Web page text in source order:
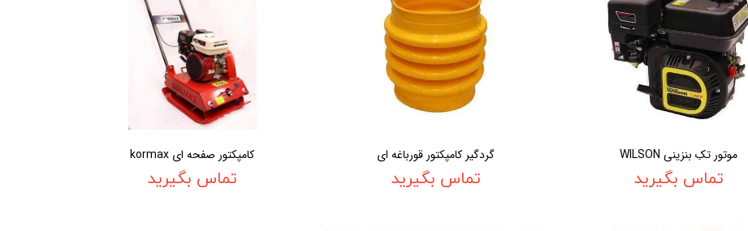
موتور تکِ بنزینی WILSON
تماس بگیرید
گردگیر کامپکتور قورباغه ای
تماس بگیرید
کامپکتور صفحه ای kormax
تماس بگیرید